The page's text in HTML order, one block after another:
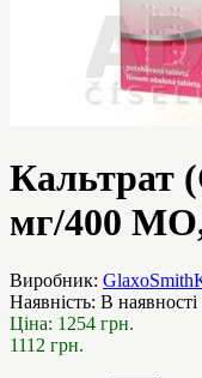
Кальтрат
мг/400 МО,
Виробник:
Наявність: В наявності
Ціна: 1254 грн.
1112 грн.